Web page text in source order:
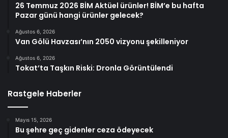
26 Temmuz 2026 BİM Aktüel ürünler! BİM’e bu hafta
Pazar günü hangi ürünler gelecek?
Ağustos 6, 2026
Van Gölü Havzası’nın 2050 vizyonu şekilleniyor
Ağustos 6, 2026
Tokat’ta Taşkın Riski: Dronla Görüntülendi
Rastgele Haberler
Mayıs 15, 2026
Bu şehre geç gidenler ceza ödeyecek